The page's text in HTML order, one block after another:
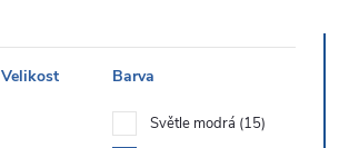
Velikost Barva
Světle modrá 15